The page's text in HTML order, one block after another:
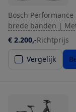
Bosch Performance
brede banden |
€ 2.200,-Richtprijs
Vergelijk